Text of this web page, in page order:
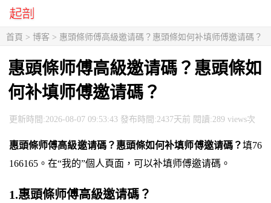
首頁 > 博客 > 惠頭條师傅高級邀请碼？惠頭條如何补填师傅邀请碼？
惠頭條师傅高級邀请碼？惠頭條如
何补填师傅邀请碼？
更新時間:2026-08-07 09:53:43 發布時間:2437天前 閱讀:289 views次
惠頭條师傅高級邀请碼？惠頭條如何补填师傅邀请碼？填76
166165。在“我的”個人頁面，可以补填师傅邀请碼。
1.惠頭條师傅高級邀请碼？